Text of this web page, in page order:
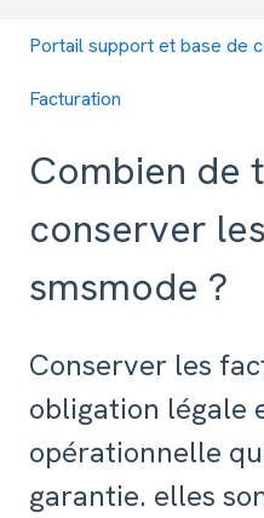
Portail support et base de
Facturation
Combien de
conserver
smsmode ?
Conserver les
obligation légale
opérationnelle
garantie. elles